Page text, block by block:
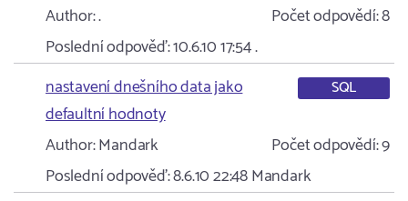
Author:. Počet odpovědí:8
Poslední odpověď:10.6.10 17:54.
nastavení dnešního data jako
defaultní hodnoty
SQL
Author:Mandark Počet odpovědí:9
Poslední odpověď:8.6.10 22:48Mandark